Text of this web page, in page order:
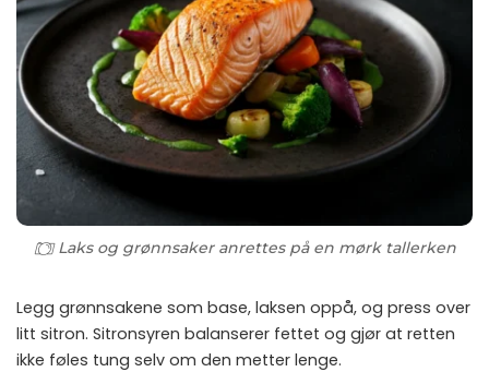
Laks og grønnsaker anrettes på en mørk tallerken
Legg grønnsakene som base, laksen oppå, og press over
litt sitron. Sitronsyren balanserer fettet og gjør at retten
ikke føles tung selv om den metter lenge.